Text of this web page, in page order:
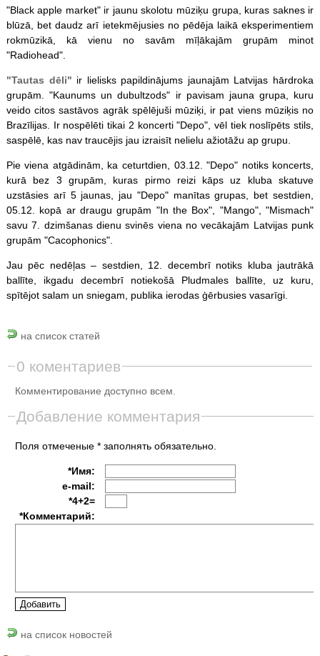
"Black apple market" ir jaunu skolotu mūziķu grupa, kuras saknes ir
blūzā, bet daudz arī ietekmējusies no pēdēja laikā eksperimentiem
rokmūzikā, kā vienu no savām mīļākajām grupām minot
"Radiohead".
"Tautas dēli" ir lielisks papildinājums jaunajām Latvijas hārdroka
grupām. "Kaunums un dubultzods" ir pavisam jauna grupa, kuru
veido citos sastāvos agrāk spēlējuši mūziķi, ir pat viens mūziķis no
Brazīlijas. Ir nospēlēti tikai 2 koncerti "Depo", vēl tiek noslīpēts stils,
saspēlē, kas nav traucējis jau izraisīt nelielu ažiotāžu ap grupu.
Pie viena atgādinām, ka ceturtdien, 03.12. "Depo" notiks koncerts,
kurā bez 3 grupām, kuras pirmo reizi kāps uz kluba skatuve
uzstāsies arī 5 jaunas, jau "Depo" manītas grupas, bet sestdien,
05.12. kopā ar draugu grupām "In the Box", "Mango", "Mismach"
savu 7. dzimšanas dienu svinēs viena no vecākajām Latvijas punk
grupām "Cacophonics".
Jau pēc nedēļas – sestdien, 12. decembrī notiks kluba jautrākā
ballīte, ikgadu decembrī notiekošā Pludmales ballīte, uz kuru,
spītējot salam un sniegam, publika ierodas ģērbusies vasarīgi.
на список статей
0 коментариев
Комментирование доступно всем.
Добавление комментария
Поля отмеченые * заполнять обязательно.
*Имя:
e-mail:
*4+2=
*Комментарий:
на список новостей